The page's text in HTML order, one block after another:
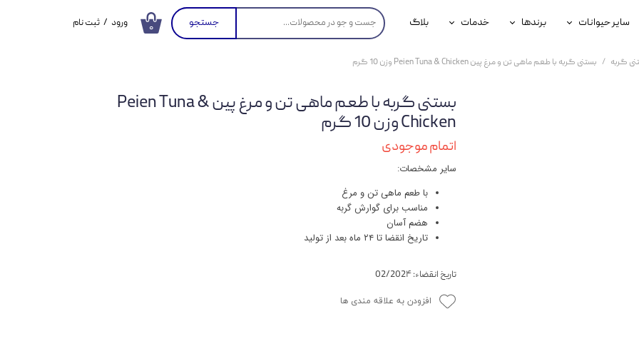
۰ جستجو
سگ
سایر حیوانات
محصولات پرندگان
برندها
جوسرا
خدمات
خدمات آنلاین دامپزشکی
بلاگ ورود / ثبت نام
سفارشات
گربه بستنی گربه با طعم ماهی تن و مرغ پین Peien Tuna & Chicken وزن 10 گرم
بستنی گربه با طعم ماهی تن و مرغ پین Peien Tuna &
Chicken وزن 10 گرم
اتمام موجودی
سایر مشخصات:
با طعم ماهی تن و مرغ
مناسب برای گوارش گربه
هضم آسان
تاریخ انقضا تا ۲۴ ماه بعد از تولید
تاریخ انقضاء: 02/202۴
افزودن به علاقه مندی ها